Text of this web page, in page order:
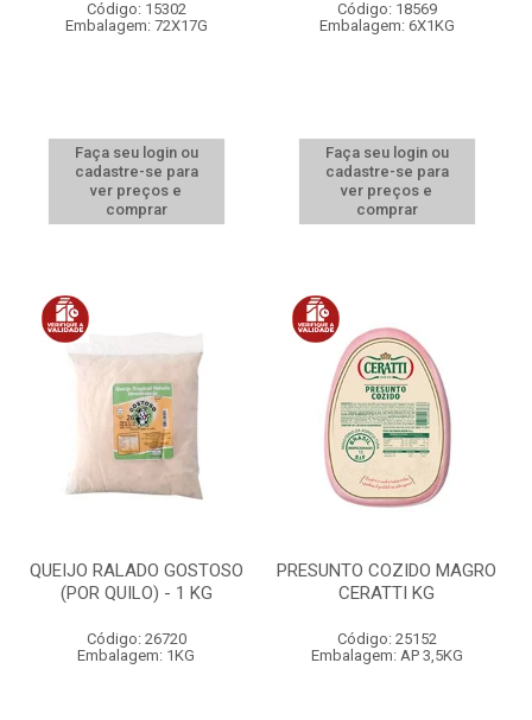
Código: 15302
Embalagem: 72X17G
Faça seu login ou
cadastre-se para
ver preços e
comprar
Código: 18569
Embalagem: 6X1KG
Faça seu login ou
cadastre-se para
ver preços e
comprar
QUEIJO RALADO GOSTOSO
(POR QUILO) - 1 KG
Código: 26720
Embalagem: 1KG
PRESUNTO COZIDO MAGRO
CERATTI KG
Código: 25152
Embalagem: AP 3,5KG